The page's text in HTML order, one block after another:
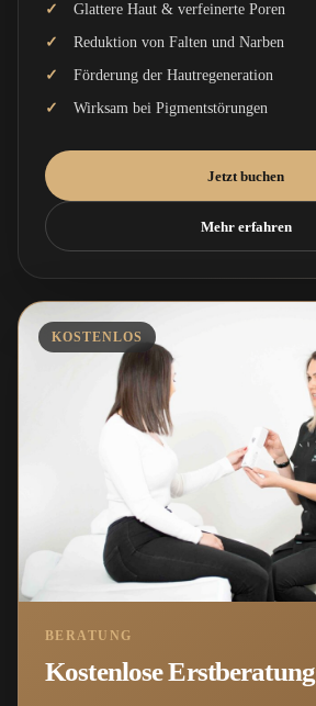
Glattere Haut & verfeinerte Poren
Reduktion von Falten und Narben
Förderung der Hautregeneration
Wirksam bei Pigmentstörungen
Jetzt buchen
Mehr erfahren
KOSTENLOS
BERATUNG
Kostenlose Erstberatung